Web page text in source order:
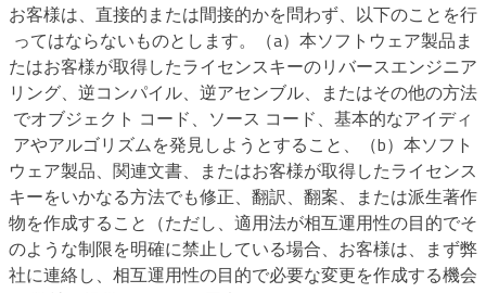
お客様は、直接的または間接的かを問わず、以下のことを行
ってはならないものとします。（a）本ソフトウェア製品ま
たはお客様が取得したライセンスキーのリバースエンジニア
リング、逆コンパイル、逆アセンブル、またはその他の方法
でオブジェクト コード、ソース コード、基本的なアイディ
アやアルゴリズムを発見しようとすること、（b）本ソフト
ウェア製品、関連文書、またはお客様が取得したライセンス
キーをいかなる方法でも修正、翻訳、翻案、または派生著作
物を作成すること（ただし、適用法が相互運用性の目的でそ
のような制限を明確に禁止している場合、お客様は、まず弊
社に連絡し、相互運用性の目的で必要な変更を作成する機会